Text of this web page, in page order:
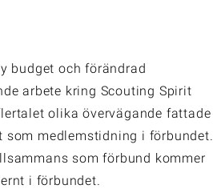
budget och förändrad
arbete kring Scouting Spirit
olika övervägande fattade
som medlemstidning i förbundet.
som förbund kommer
i förbundet.